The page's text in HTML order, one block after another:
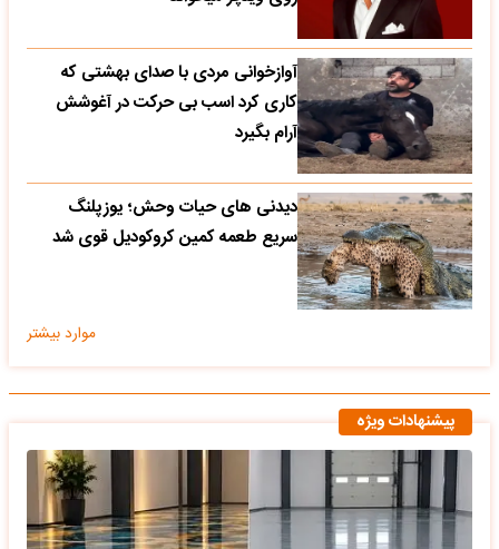
آوازخوانی مردی با صدای بهشتی که
کاری کرد اسب بی حرکت در آغوشش
آرام بگیرد
دیدنی های حیات وحش؛ یوزپلنگ
سریع طعمه کمین کروکودیل قوی شد
موارد بیشتر
پیشنهادات ویژه